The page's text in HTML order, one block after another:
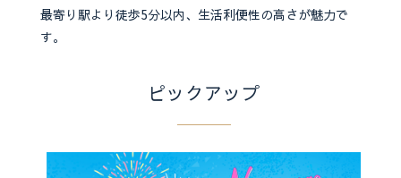
最寄り駅より徒歩5分以内、生活利便性の高さが魅力で
す。
ピックアップ